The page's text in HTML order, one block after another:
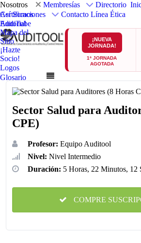
Nosotros
Así Somos
Editorial
Mapa del
Sitio
¡Hazte
Socio!
Logos
Glosario
Membresías
Directorio
Certificaciones
Contacto Línea Ética
AudiTube
¡NUEVA
JORNADA!
1ª JORNADA
AGOTADA
Sector Salud para
CPE)
Profesor: Equipo Auditool
Nivel: Nivel Intermedio
Duración: 5 Horas, 22 Minutos, 12
COMPRE